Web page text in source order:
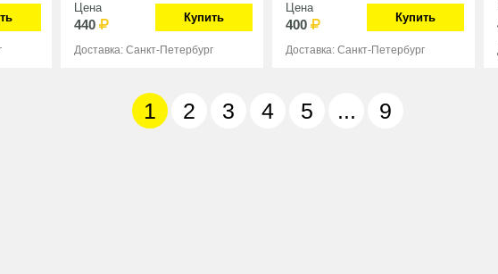
Цена
440 Купить
Доставка: Санкт-Петербург
Цена
400 Купить
Доставка: Санкт-Петербург
1 2 3 4 5 ... 9